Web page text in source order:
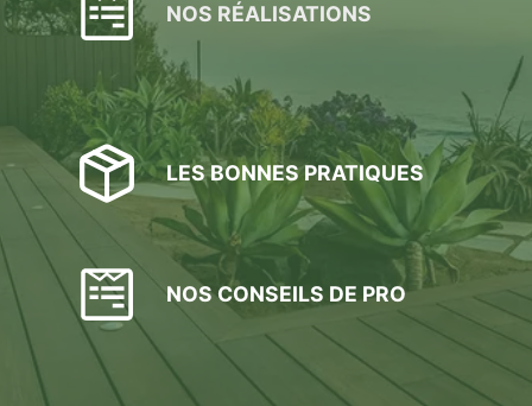
NOS RÉALISATIONS
LES BONNES PRATIQUES
NOS CONSEILS DE PRO